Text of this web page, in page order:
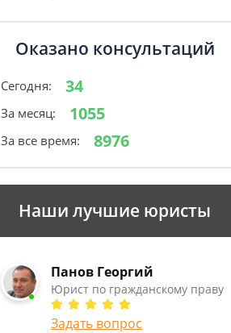
Оказано консультаций
Сегодня: 34
За месяц: 1055
За все время: 8976
Наши лучшие юристы
Панов Георгий
Юрист по гражданскому праву
Задать вопрос